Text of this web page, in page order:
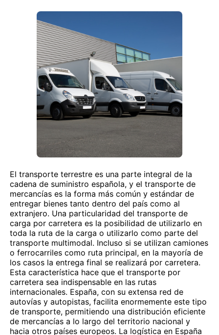
El transporte terrestre es una parte integral de la
cadena de suministro española, y el transporte de
mercancías es la forma más común y estándar de
entregar bienes tanto dentro del país como al
extranjero. Una particularidad del transporte de
carga por carretera es la posibilidad de utilizarlo en
toda la ruta de la carga o utilizarlo como parte del
transporte multimodal. Incluso si se utilizan camiones
o ferrocarriles como ruta principal, en la mayoría de
los casos la entrega final se realizará por carretera.
Esta característica hace que el transporte por
carretera sea indispensable en las rutas
internacionales. España, con su extensa red de
autovías y autopistas, facilita enormemente este tipo
de transporte, permitiendo una distribución eficiente
de mercancías a lo largo del territorio nacional y
hacia otros países europeos. La logística en España